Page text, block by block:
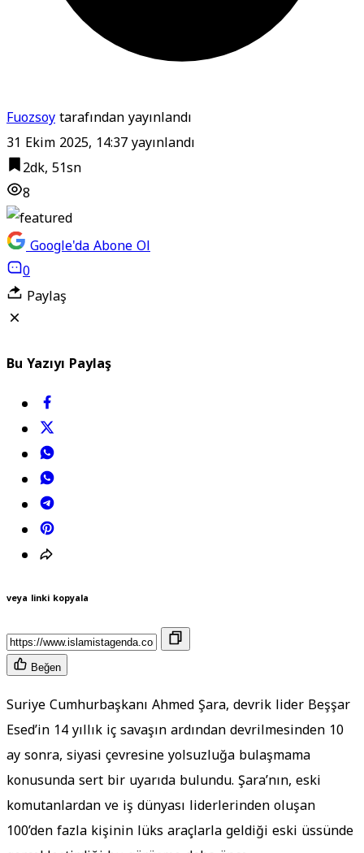
Fuozsoytarafından yayınlandı
31 Ekim 2025, 14:37yayınlandı
2dk, 51sn
8
Google'da Abone Ol
0
Paylaş
Bu Yazıyı Paylaş
veya linki kopyala
Beğen
Suriye Cumhurbaşkanı Ahmed Şara, devrik lider Beşşar
Esed’in 14 yıllık iç savaşın ardından devrilmesinden 10
ay sonra, siyasi çevresine yolsuzluğa bulaşmama
konusunda sert bir uyarıda bulundu. Şara’nın, eski
komutanlardan ve iş dünyası liderlerinden oluşan
100’den fazla kişinin lüks araçlarla geldiği eski üssünde